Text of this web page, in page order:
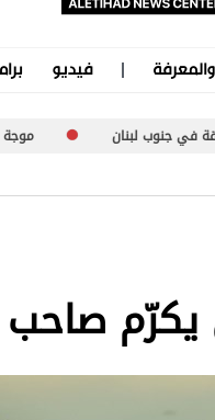
فيديو
موجة انفلات أمني متصاعدة
صاحب